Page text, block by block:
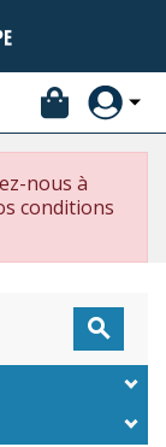
nous à
conditions
